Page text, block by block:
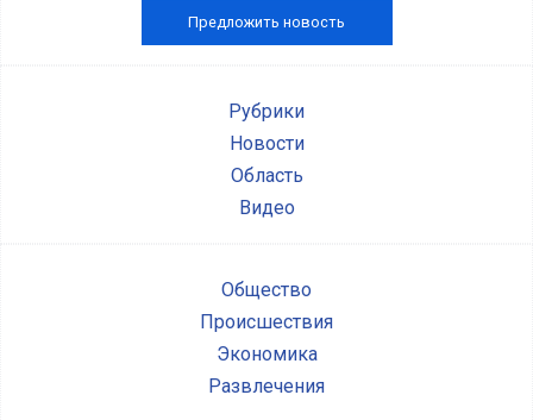
Предложить новость
Рубрики
Новости
Область
Видео
Общество
Происшествия
Экономика
Развлечения